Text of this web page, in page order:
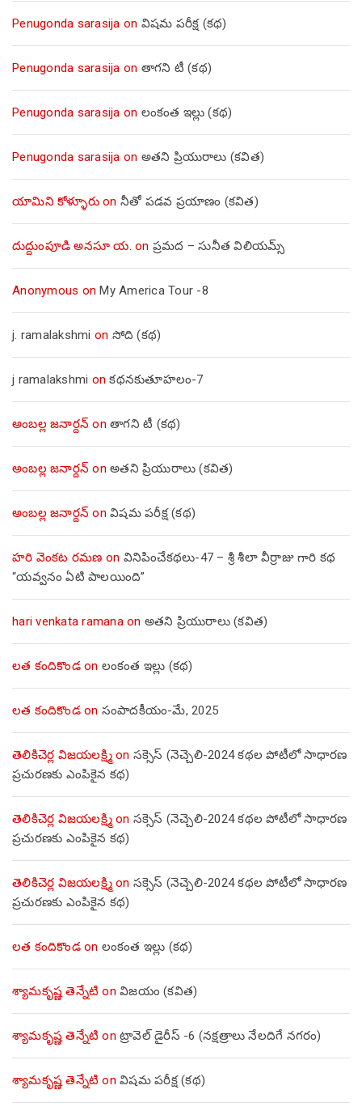
Penugonda sarasija on విషమ పరీక్ష (క‌థ‌)
Penugonda sarasija on తాగని టీ (కథ)
Penugonda sarasija on లంకంత ఇల్లు (కథ)
Penugonda sarasija on అతని ప్రియురాలు (కవిత)
యామిని కోళ్ళూరుon నీతో పడవ ప్రయాణం (కవిత)
దుద్దుంపూడి అనసూ య. on ప్రమద – సునీత విలియమ్స్
Anonymous onMy America Tour -8
j. ramalakshmi on సోది (కథ)
j ramalakshmi onకథనకుతూహలం-7
అంబల్ల జనార్దన్ on తాగని టీ (కథ)
అంబల్ల జనార్దన్ on అతని ప్రియురాలు (కవిత)
అంబల్ల జనార్దన్ on విషమ పరీక్ష (క‌థ‌)
హరి వెంకట రమణ on వినిపించేకథలు-47 – శ్రీ శీలా వీర్రాజు గారి కథ
“యవ్వనం ఏటి పాలయింది”
hari venkata ramanaon అతని ప్రియురాలు (కవిత)
లత కందికొండon లంకంత ఇల్లు (కథ)
లత కందికొండon సంపాదకీయం-మే, 2025
తెలికిచెర్ల విజయలక్ష్మిon సక్సెస్ (నెచ్చెలి-2024 కథల పోటీలో సాధారణ
ప్రచురణకు ఎంపికైన కథ)
తెలికిచెర్ల విజయలక్ష్మిon సక్సెస్ (నెచ్చెలి-2024 కథల పోటీలో సాధారణ
ప్రచురణకు ఎంపికైన కథ)
తెలికిచెర్ల విజయలక్ష్మిon సక్సెస్ (నెచ్చెలి-2024 కథల పోటీలో సాధారణ
ప్రచురణకు ఎంపికైన కథ)
లత కందికొండon లంకంత ఇల్లు (కథ)
శ్యామకృష్ణ తెన్నేటి on విజయం (కవిత)
శ్యామకృష్ణ తెన్నేటి on ట్రావెల్ డైరీస్ -6 (నక్షత్రాలు నేలదిగే నగరం)
శ్యామకృష్ణ తెన్నేటి on విషమ పరీక్ష (క‌థ‌)